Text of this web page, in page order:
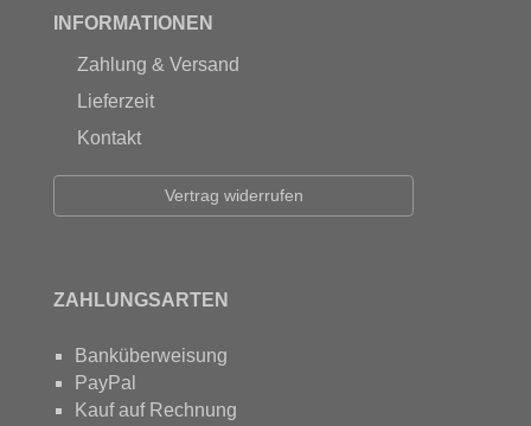
INFORMATIONEN
Zahlung & Versand
Lieferzeit
Kontakt
Vertrag widerrufen
ZAHLUNGSARTEN
Banküberweisung
PayPal
Kauf auf Rechnung